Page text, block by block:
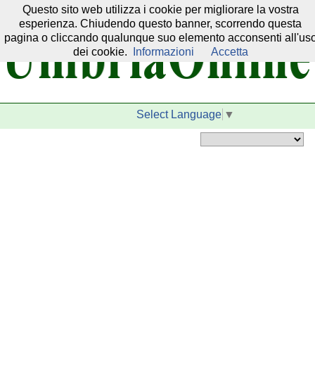
Il nostro network:
Select Language ▼
Questo sito web utilizza i cookie per migliorare la vostra
esperienza. Chiudendo questo banner, scorrendo questa
pagina o cliccando qualunque suo elemento acconsenti
dei cookie.
Informazioni Accetta